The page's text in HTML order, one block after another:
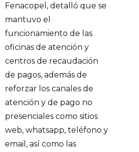
Fenacopel, detalló que se
mantuvo el
funcionamiento de las
oficinas de atención y
centros de recaudación
de pagos, además de
reforzar los canales de
atención y de pago no
presenciales como sitios
web, whatsapp, teléfono y
email, así como las